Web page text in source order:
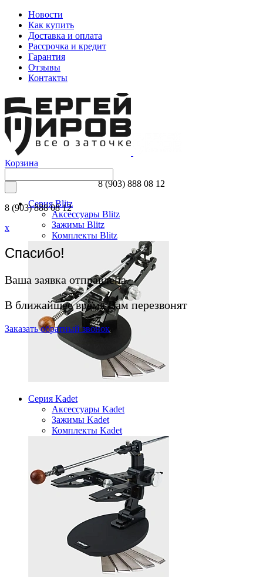
Новости
Как купить
Доставка и оплата
Рассрочка и кредит
Гарантия
Отзывы
Контакты
Корзина
8 (903) 888 08 12
x
Спасибо!
Ваша заявка отправлена.
В ближайшее время Вам перезвонят
Заказатьобратный звонок
8 (903) 888 08 12
Серия Blitz
Аксессуары Blitz
Зажимы Blitz
Комплекты Blitz
Серия Kadet
Аксессуары Kadet
Зажимы Kadet
Комплекты Kadet